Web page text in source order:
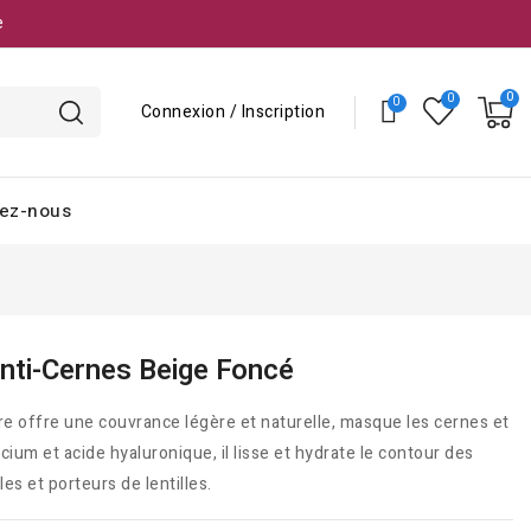
Connexion / Inscription
nous
Cernes Beige Foncé
offre une couvrance légère et naturelle, masque les cernes et
et acide hyaluronique, il lisse et hydrate le contour des
et porteurs de lentilles.